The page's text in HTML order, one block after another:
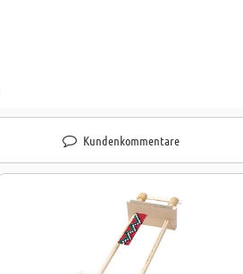
Kundenkommentare